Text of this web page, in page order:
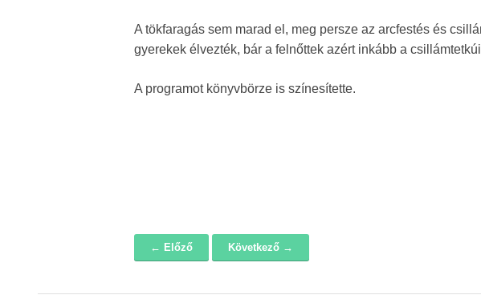
A tökfaragás sem marad el, meg persze az arcfestés és
gyerekek élvezték, bár a felnőttek azért inkább a
A programot könyvbörze is színesítette.
← Előző Következő →